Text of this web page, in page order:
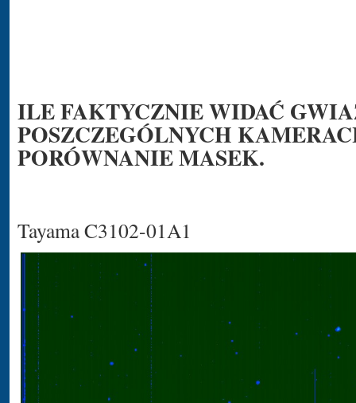
ILE FAKTYCZNIE WIDAĆ
POSZCZEGÓLNYCH
PORÓWNANIE MASEK.
Tayama C3102-01A1